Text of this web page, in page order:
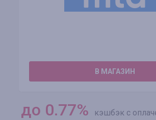
В МАГАЗИН
до 0.77% кэшбэк с